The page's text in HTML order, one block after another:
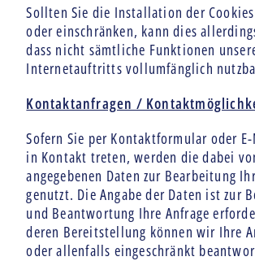
Sollten Sie die Installation der
oder einschränken, kann dies
dass nicht sämtliche Funktionen
Internetauftritts vollumfänglich
Kontaktanfragen /
Sofern Sie per Kontaktformular oder
in Kontakt treten, werden die dabei
angegebenen Daten zur Bearbeitung
genutzt. Die Angabe der Daten ist zur
und Beantwortung Ihre Anfrage
deren Bereitstellung können wir Ihre
oder allenfalls eingeschränkt